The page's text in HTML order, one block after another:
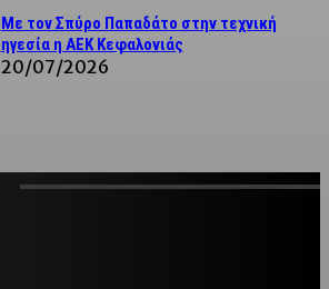
Με τον Σπύρο Παπαδάτο στην τεχνική
ηγεσία η ΑΕΚ Κεφαλονιάς
20/07/2026